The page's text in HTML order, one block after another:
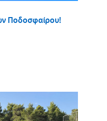
Ποδοσφαίρου!